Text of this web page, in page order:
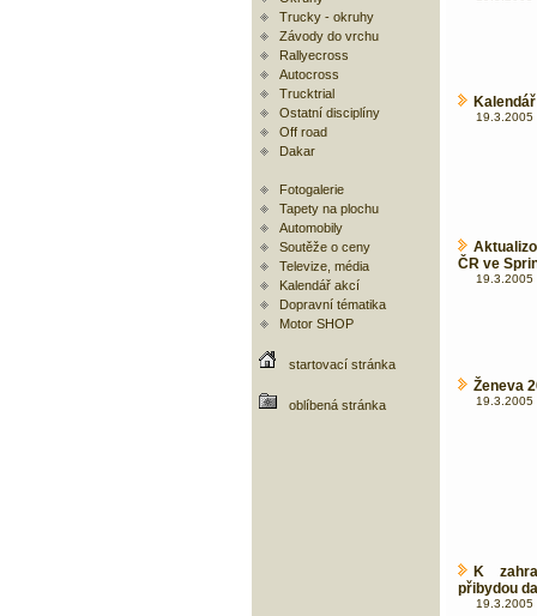
Trucky - okruhy
Závody do vrchu
Rallyecross
Autocross
Trucktrial
Ostatní disciplíny
Off road
Dakar
Fotogalerie
Tapety na plochu
Automobily
Soutěže o ceny
Televize, média
Kalendář akcí
Dopravní tématika
Motor SHOP
startovací stránka
oblíbená stránka
19.3.2005
ČR ve
19.3.2005
Ženeva
19.3.2005
K
přibydou
19.3.2005